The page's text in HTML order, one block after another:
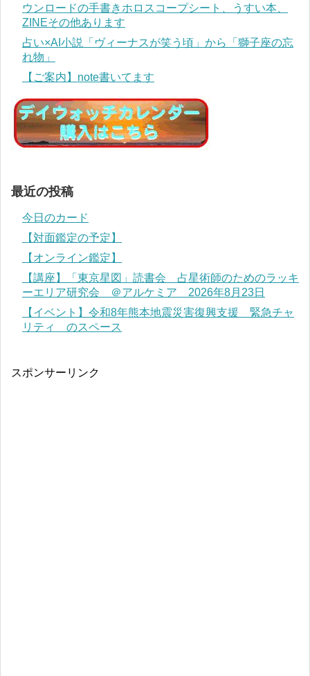
ウンロードの手書きホロスコープシート、うすい本、
ZINEその他あります
占い×AI小説「ヴィーナスが笑う頃」から「獅子座の忘
れ物」
【ご案内】note書いてます
最近の投稿
今日のカード
【対面鑑定の予定】
【オンライン鑑定】
【講座】「東京星図」読書会 占星術師のためのラッキ
ーエリア研究会 ＠アルケミア 2026年8月23日
【イベント】令和8年熊本地震災害復興支援 緊急チャ
リティ のスペース
スポンサーリンク